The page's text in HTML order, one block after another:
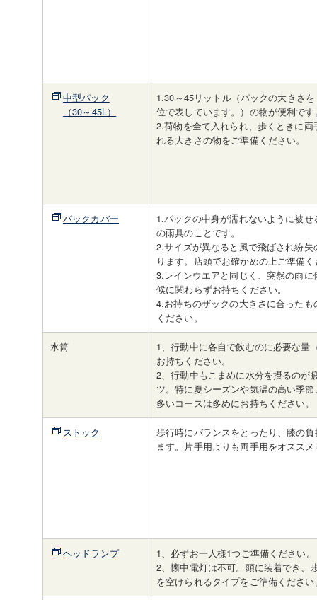
中型パック
（30～45L）
1.30～45リットル（パックの大きさ
位で表しています。）の物が便利です
2.荷物を全て入れられ、歩くときに両
れる大きさの物をご準備ください。
パックカバー
1.パックの中身が濡れないように被せ
の雨具のことです。
2.サイズが異なると風で飛ばされ紛失
ります。店頭でお確かめの上ご準備
3.レインウエアと同じく、突然の雨に
候に関わらずお持ちください。
4.お持ちのザックの大きさに合ったも
ください。
水筒
1、行動中に各自で飲むのに必要な量
お持ちください。
2、行動中もこまめに水分を摂るのが
ツ。特に夏シーズンや気温の高い季
多いコースは多めにお持ちください。
ストック
歩行時にバランスをとったり、膝の
ます。片手用よりも両手用をオスス
ヘッドランプ
1、必ずお一人様1つご準備ください。
2、懐中電灯は不可。頭に装着でき、
を空けられるタイプをご準備ください